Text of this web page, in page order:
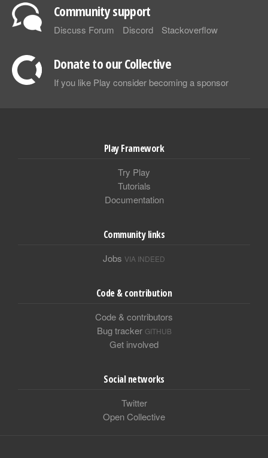
Community support
Discuss Forum Discord Stackoverflow
Donate to our Collective
If you like Play consider becoming a sponsor
Play Framework
Try Play
Tutorials
Documentation
Community links
Jobs VIA INDEED
Code & contribution
Code & contributors
Bug tracker GITHUB
Get involved
Social networks
Twitter
Open Collective